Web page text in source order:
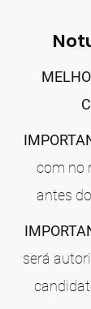
com no
antes
será